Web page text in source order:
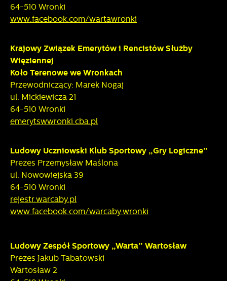
64-510 Wronki
www.facebook.com/wartawronki
Krajowy Związek Emerytów i Rencistów Służby
Więziennej
Koło Terenowe we Wronkach
Przewodniczący: Marek Nogaj
ul. Mickiewicza 21
64-510 Wronki
emerytswwronki.cba.pl
Ludowy Uczniowski Klub Sportowy „Gry Logiczne”
Prezes Przemysław Maślona
ul. Nowowiejska 39
64-510 Wronki
rejestr.warcaby.pl
www.facebook.com/warcaby.wronki
Ludowy Zespół Sportowy „Warta” Wartosław
Prezes Jakub Tabatowski
Wartosław 2